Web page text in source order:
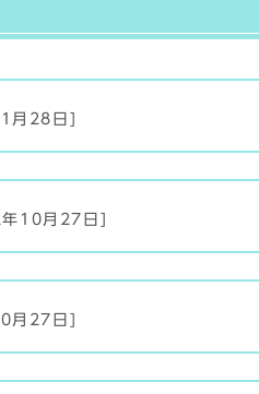
月28日]
10月27日]
月27日]